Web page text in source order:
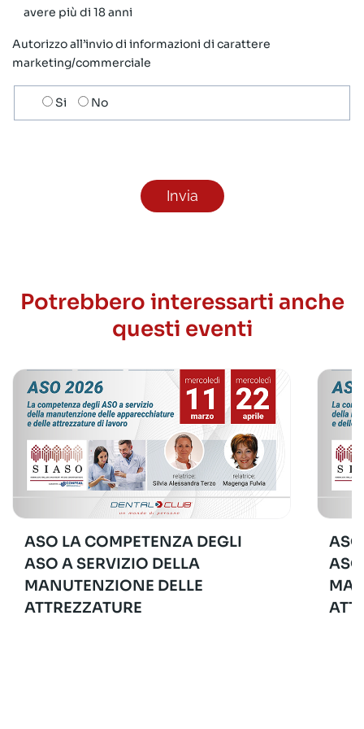
avere più di 18 anni
Autorizzo all’invio di informazioni di carattere
marketing/commerciale
Scelta
invio
Si No
Potrebbero interessarti anche
questi eventi
ASO LA COMPETENZA DEGLI
ASO A SERVIZIO DELLA
MANUTENZIONE DELLE
ATTREZZATURE